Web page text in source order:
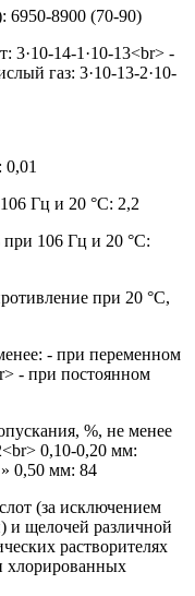
6950-8900 (70-90)
3·10-14-1·10-13<br> -
газ: 3·10-13-2·10-
Гц и 20 °С: 2,2
при 106 Гц и 20 °С:
при 20 °С,
- при переменном
- при постоянном
%, не менее
0,10-0,20 мм:
0,50 мм: 84
(за исключением
и щелочей различной
растворителях
хлорированных